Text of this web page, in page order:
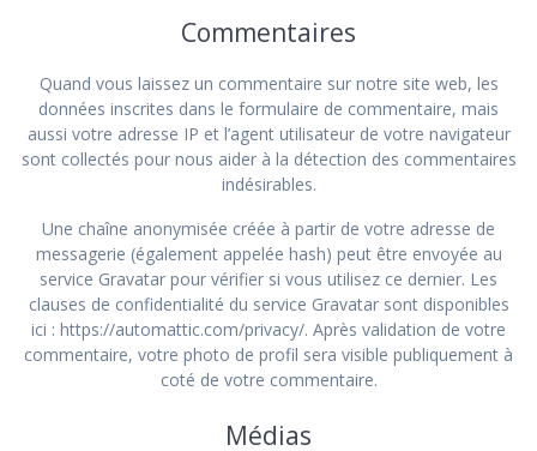
Commentaires
Quand vous laissez un commentaire sur notre site web, les
données inscrites dans le formulaire de commentaire, mais
aussi votre adresse IP et l’agent utilisateur de votre navigateur
sont collectés pour nous aider à la détection des commentaires
indésirables.
Une chaîne anonymisée créée à partir de votre adresse de
messagerie (également appelée hash) peut être envoyée au
service Gravatar pour vérifier si vous utilisez ce dernier. Les
clauses de confidentialité du service Gravatar sont disponibles
ici : https://automattic.com/privacy/. Après validation de votre
commentaire, votre photo de profil sera visible publiquement à
coté de votre commentaire.
Médias